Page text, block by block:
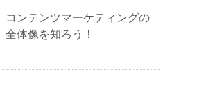
コンテンツマーケティングの
全体像を知ろう！